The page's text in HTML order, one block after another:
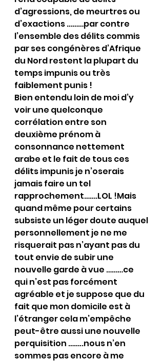
d’agressions, de meurtres ou
d’exactions ………par contre
l’ensemble des délits commis
par ses congénères d’Afrique
du Nord restent la plupart du
temps impunis ou très
faiblement punis !
Bien entendu loin de moi d’y
voir une quelconque
corrélation entre son
deuxième prénom à
consonnance nettement
arabe et le fait de tous ces
délits impunis je n’oserais
jamais faire un tel
rapprochement…….LOL !Mais
quand même pour certains
subsiste un léger doute auquel
personnellement je ne me
risquerait pas n’ayant pas du
tout envie de subir une
nouvelle garde à vue ………ce
qui n’est pas forcément
agréable et je suppose que du
fait que mon domicile est à
l’étranger cela m’empêche
peut-être aussi une nouvelle
perquisition ……..nous n’en
sommes pas encore à me